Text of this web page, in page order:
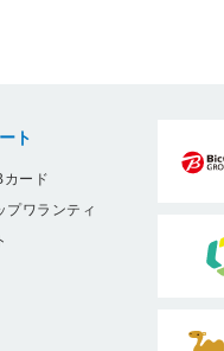
ト
ード
プワランティ